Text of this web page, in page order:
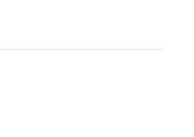
no cenário
é a relação